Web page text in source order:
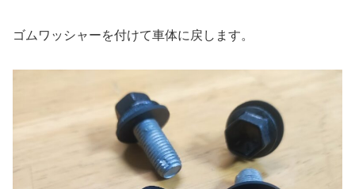
ゴムワッシャーを付けて車体に戻します。